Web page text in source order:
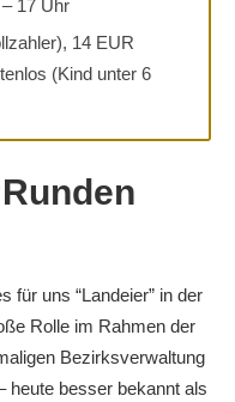
17 Uhr
14 EUR
(Kind unter 6
für uns “Landeier” in der
Rolle im Rahmen der
Bezirksverwaltung
heute besser bekannt als